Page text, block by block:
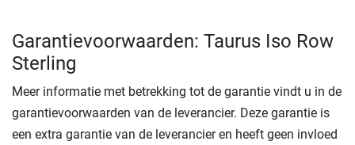
Garantievoorwaarden: Taurus Iso Row
Sterling
Meer informatie met betrekking tot de garantie vindt u in de
garantievoorwaarden van de leverancier. Deze garantie is
een extra garantie van de leverancier en heeft geen invloed